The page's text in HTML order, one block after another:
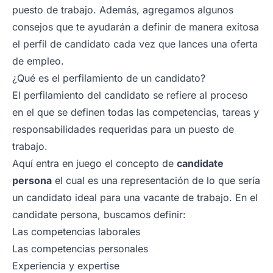
puesto de trabajo. Además, agregamos algunos
consejos que te ayudarán a definir de manera exitosa
el perfil de candidato cada vez que lances una oferta
de empleo.
¿Qué es el perfilamiento de un candidato?
El perfilamiento del candidato se refiere al proceso
en el que se definen todas las competencias, tareas y
responsabilidades requeridas para un puesto de
trabajo.
Aquí entra en juego el concepto de candidate
persona el cual es una representación de lo que sería
un candidato ideal para una vacante de trabajo. En el
candidate persona, buscamos definir:
Las competencias laborales
Las competencias personales
Experiencia y expertise